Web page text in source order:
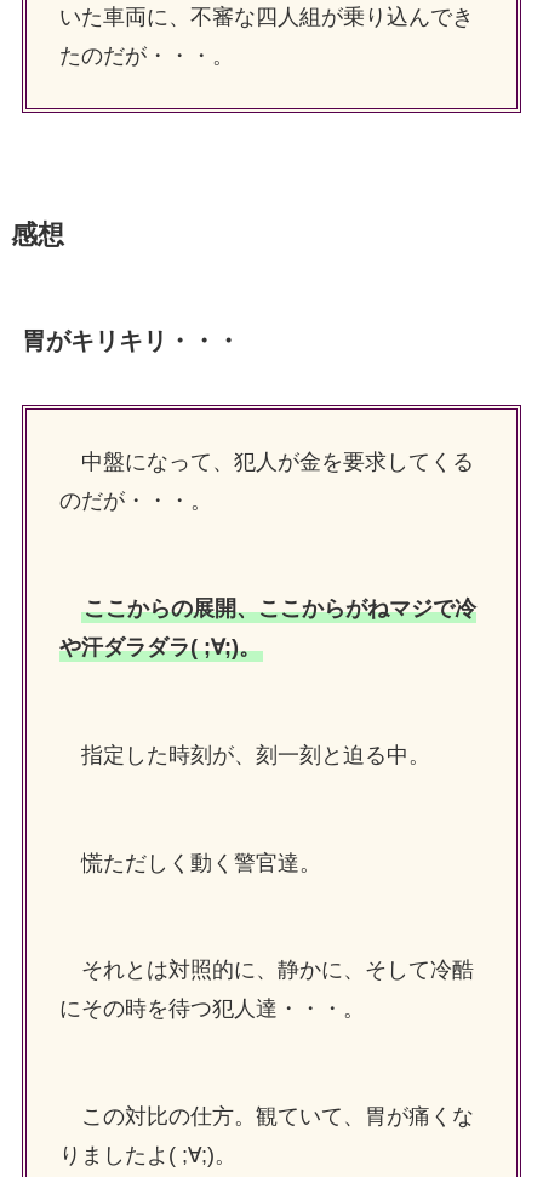
いた車両に、不審な四人組が乗り込んでき
たのだが・・・。
感想
胃がキリキリ・・・
中盤になって、犯人が金を要求してくる
のだが・・・。
ここからの展開、ここからがねマジで冷
や汗ダラダラ( ;∀;)。
指定した時刻が、刻一刻と迫る中。
慌ただしく動く警官達。
それとは対照的に、静かに、そして冷酷
にその時を待つ犯人達・・・。
この対比の仕方。観ていて、胃が痛くな
りましたよ( ;∀;)。